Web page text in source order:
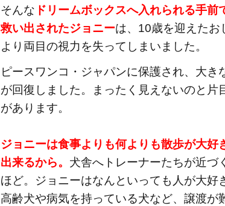
そんな ドリームボックスへ入れられる手
救い出されたジョニーは、10歳を迎えたお
より両目の視力を失ってしまいました。
ピースワンコ・ジャパンに保護され、大
が回復しました。まったく見えないのと片
があります。
ジョニーは食事よりも何よりも散歩が大
出来るから。 犬舎へトレーナーたちが近づ
ほど。ジョニーはなんといっても人が大好
高齢犬や病気を持っている犬など、譲渡が